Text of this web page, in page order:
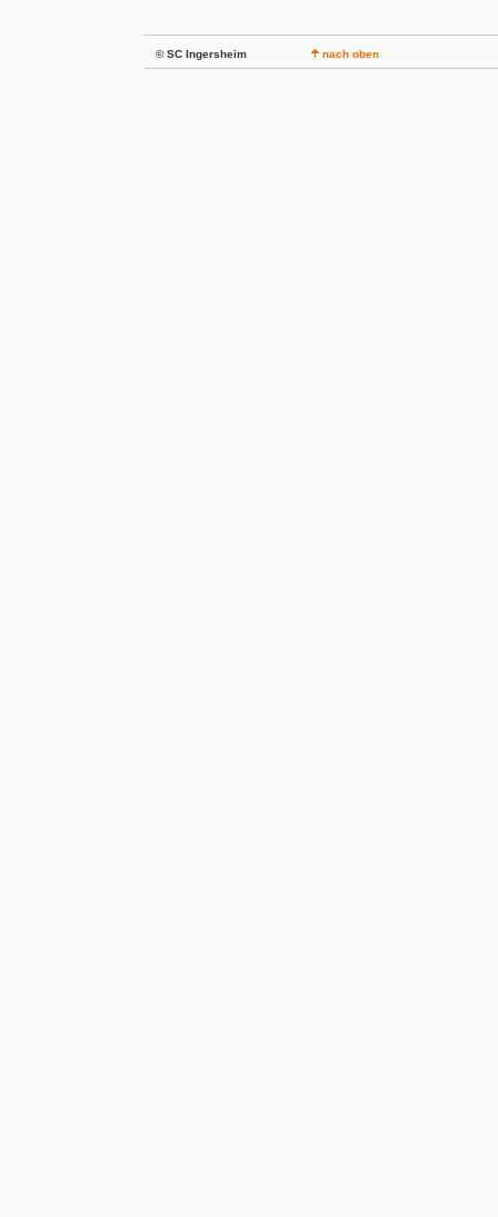
© SC Ingersheim nach oben